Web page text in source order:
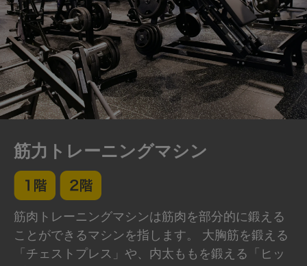
筋力トレーニングマシン
筋肉トレーニングマシンは筋肉を部分的に鍛える
ことができるマシンを指します。 大胸筋を鍛える
「チェストプレス」や、内太ももを鍛える「ヒッ